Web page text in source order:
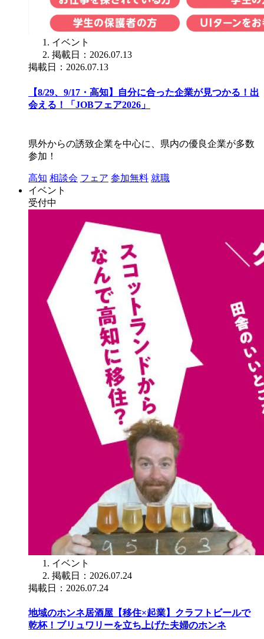
イベント
掲載日：2026.07.13
掲載日：2026.07.13
【8/29、9/17・高知】自分に合った企業が見つかる！出
会える！「JOBフェア2026」
県外からの誘致企業を中心に、県内の優良企業が多数
参加！
高知 相談会 フェア 参加無料 就職
イベント
受付中
イベント
掲載日：2026.07.24
掲載日：2026.07.24
地域のホンネ居酒屋【移住×起業】クラフトビールで
乾杯！ブリュワリーを立ち上げた夫婦のホンネ